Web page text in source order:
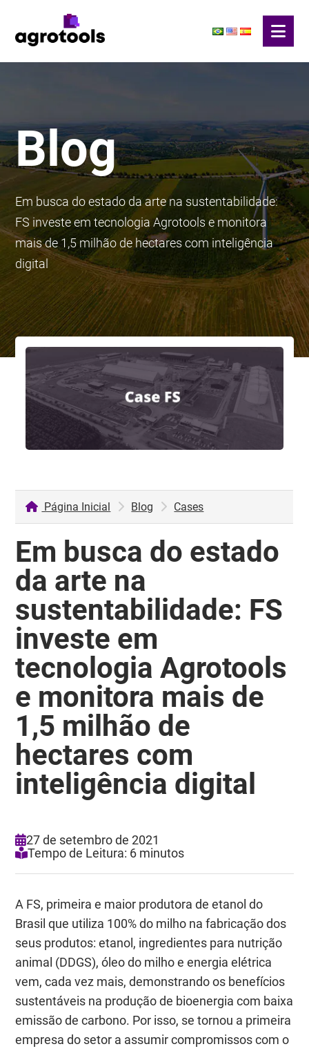
Blog
Em busca do estado da arte na sustentabilidade:
FS investe em tecnologia Agrotools e monitora
mais de 1,5 milhão de hectares com inteligência
digital
Página Inicial Blog Cases
Em busca do estado
da arte na
sustentabilidade: FS
investe em
tecnologia Agrotools
e monitora mais de
1,5 milhão de
hectares com
inteligência digital
27 de setembro de 2021
Tempo de Leitura: 6 minutos
A FS, primeira e maior produtora de etanol do
Brasil que utiliza 100% do milho na fabricação dos
seus produtos: etanol, ingredientes para nutrição
animal (DDGS), óleo do milho e energia elétrica
vem, cada vez mais, demonstrando os benefícios
sustentáveis na produção de bioenergia com baixa
emissão de carbono. Por isso, se tornou a primeira
empresa do setor a assumir compromissos com o